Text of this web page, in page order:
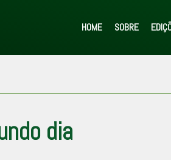
HOME SOBRE
dia